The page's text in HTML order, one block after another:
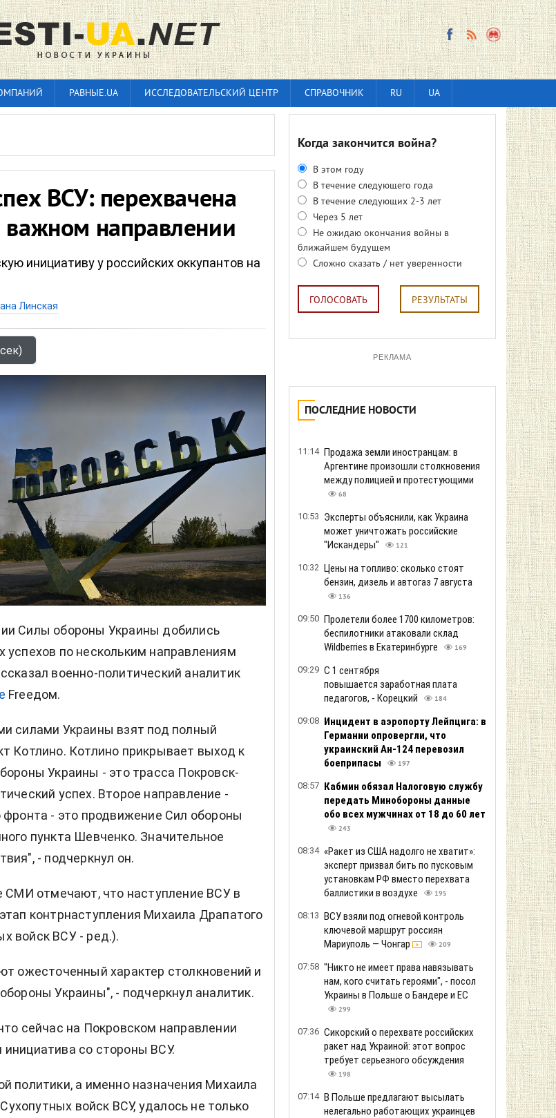
РАВНЫЕ.UA ИССЛЕДОВАТЕЛЬСКИЙ ЦЕНТР СПРАВОЧНИК RU UA
ВСУ: перехвачена
важном направлении
инициативу у российских оккупантов на
Линская
Силы обороны Украины добились
успехов по нескольким направлениям
военно-политический аналитик
Freeдом.
силами Украины взят под полный
Котлино. Котлино прикрывает выход к
Украины - это трасса Покровск-
успех. Второе направление -
фронта - это продвижение Сил обороны
пункта Шевченко. Значительное
- подчеркнул он.
СМИ отмечают, что наступление ВСУ в
контрнаступления Михаила Драпатого
войск ВСУ - ред.).
ожесточенный характер столкновений и
Украины", - подчеркнул аналитик.
сейчас на Покровском направлении
со стороны ВСУ.
политики, а именно назначения Михаила
войск ВСУ, удалось не только
Когда закончится война?
В этом году
В течение следующего года
В течение следующих 2-3 лет
Через 5 лет
Не ожидаю окончания войны в
ближайшем будущем
Сложно сказать / нет уверенности
ГОЛОСОВАТЬ РЕЗУЛЬТАТЫ
РЕКЛАМА
ПОСЛЕДНИЕ НОВОСТИ
11:14 Продажа земли иностранцам: в
Аргентине произошли столкновения
между полицией и протестующими
68
10:53 Эксперты объяснили, как Украина
может уничтожать российские
"Искандеры"
121
10:32 Цены на топливо: сколько стоят
бензин, дизель и автогаз 7 августа
136
09:50 Пролетели более 1700 километров:
беспилотники атаковали склад
Wildberries в Екатеринбурге
169
09:29 С 1 сентября
повышается заработная плата
педагогов, - Корецкий
184
09:08 Инцидент в аэропорту Лейпцига: в
Германии опровергли, что
украинский Ан-124 перевозил
боеприпасы
197
08:57 Кабмин обязал Налоговую службу
передать Минобороны данные
обо всех мужчинах от 18 до 60 лет
243
08:34 «Ракет из США надолго не хватит»:
эксперт призвал бить по пусковым
установкам РФ вместо перехвата
баллистики в воздухе
195
08:13 ВСУ взяли под огневой контроль
ключевой маршрут россиян
Мариуполь — Чонгар
209
07:58 "Никто не имеет права навязывать
нам, кого считать героями", - посол
Украины в Польше о Бандере и ЕС
299
07:36 Сикорский о перехвате российских
ракет над Украиной: этот вопрос
требует серьезного обсуждения
198
07:14 В Польше предлагают высылать
нелегально работающих украинцев